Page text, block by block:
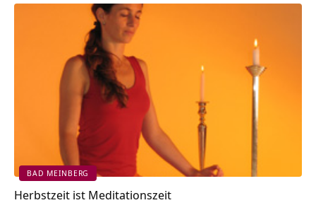
BAD MEINBERG
Herbstzeit ist Meditationszeit